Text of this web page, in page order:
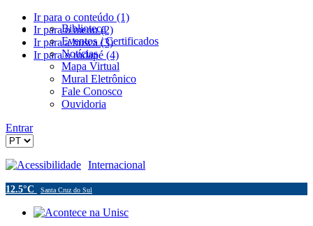
Ir para o conteúdo (1)
Ir para o menu (2)
Ir para a busca (3)
Ir para o rodapé (4)
Biblioteca
Eventos / Certificados
Notícias
Mapa Virtual
Mural Eletrônico
Fale Conosco
Ouvidoria
Entrar
Acessibilidade Internacional
12.5°C Santa Cruz do Sul